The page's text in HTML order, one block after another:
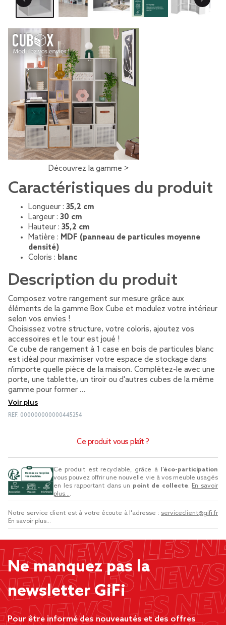
Découvrez la gamme >
Caractéristiques du produit
Longueur : 35,2 cm
Largeur : 30 cm
Hauteur : 35,2 cm
Matière : MDF (panneau de particules moyenne
densité)
Coloris : blanc
Description du produit
Composez votre rangement sur mesure grâce aux
éléments de la gamme Box Cube et modulez votre intérieur
selon vos envies !
Choisissez votre structure, votre coloris, ajoutez vos
accessoires et le tour est joué !
Ce cube de rangement à 1 case en bois de particules blanc
est idéal pour maximiser votre espace de stockage dans
n'importe quelle pièce de la maison. Complétez-le avec une
porte, une tablette, un tiroir ou d'autres cubes de la même
gamme pour former …
Voir plus
REF. 000000000000445254
Ce produit vous plaît ?
Ce produit est recyclable, grâce à
l’éco-participation
vous pouvez offrir une nouvelle vie à vos meuble usagés
en les rapportant dans un point de collecte. En savoir
plus....
Notre service client est à votre écoute à l'adresse : serviceclient@gifi.fr
En savoir plus...
Ne manquez pas la
newsletter GiFi
Pour être informé des nouveautés et des offres